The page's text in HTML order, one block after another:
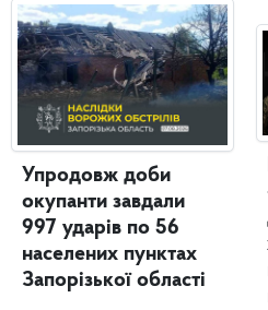
Упродовж доби
окупанти завдали
997 ударів по 56
населених пунктах
Запорізької області